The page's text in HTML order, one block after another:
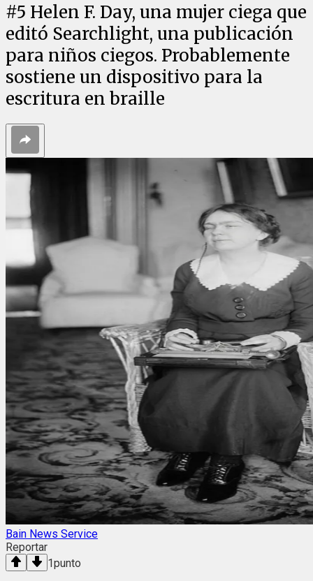
#5 Helen F. Day, una mujer ciega que
editó Searchlight, una publicación
para niños ciegos. Probablemente
sostiene un dispositivo para la
escritura en braille
Bain News Service
Reportar
1punto